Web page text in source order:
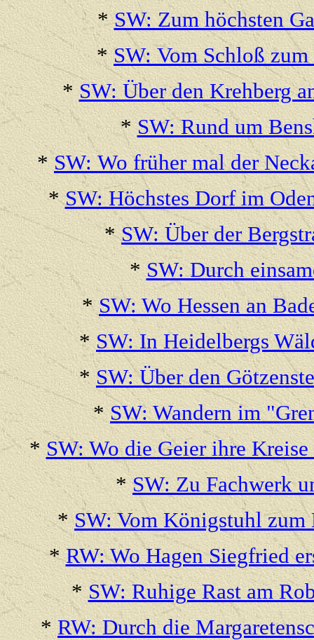
*SW: Zum höchsten
*SW: Vom Schloß
* SW: Über den Krehberg
*SW: Rund um
*SW: Wo früher mal der
*SW: Höchstes Dorf im
*SW: Über der
*SW: Durch
*SW: Wo Hessen an
*SW: In Heidelbergs
*SW: Über den
*SW: Wandern im
*SW: Wo die Geier ihre
*SW: Zu Fachwerk
*SW: Vom Königstuhl
*RW: Wo Hagen Siegfried
*SW: Ruhige Rast am
*RW: Durch die